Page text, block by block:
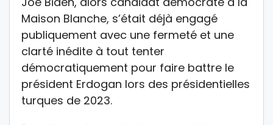
Maison Blanche, s’était déjà engagé
publiquement avec une fermeté et une
clarté inédite à tout tenter
démocratiquement pour faire battre le
président Erdogan lors des présidentielles
turques de 2023.